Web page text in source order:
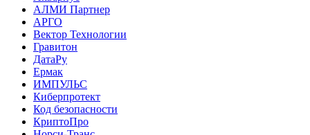
АЛМИ Партнер
АРГО
Вектор Технологии
Гравитон
ДатаРу
Ермак
ИМПУЛЬС
Киберпротект
Код безопасности
КриптоПро